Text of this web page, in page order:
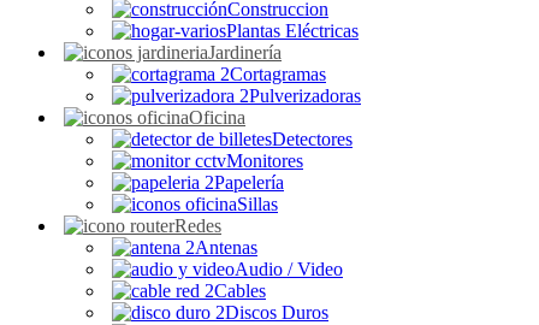
Construccion
Plantas Eléctricas
Jardinería
Cortagramas
Pulverizadoras
Oficina
Detectores
Monitores
Papelería
Sillas
Redes
Antenas
Audio / Video
Cables
Discos Duros